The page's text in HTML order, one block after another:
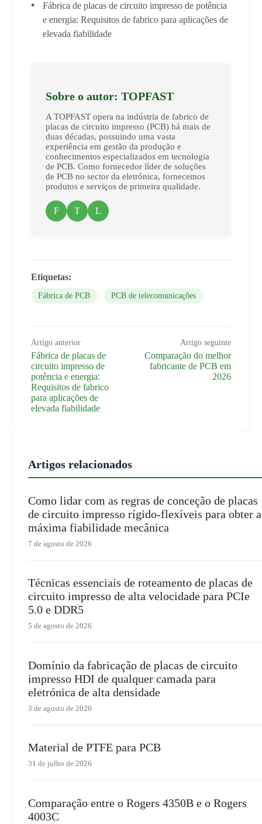
Fábrica de placas de circuito impresso de potência
e energia: Requisitos de fabrico para aplicações de
elevada fiabilidade
Sobre o autor: TOPFAST
A TOPFAST opera na indústria de fabrico de
placas de circuito impresso (PCB) há mais de
duas décadas, possuindo uma vasta
experiência em gestão da produção e
conhecimentos especializados em tecnologia
de PCB. Como fornecedor líder de soluções
de PCB no sector da eletrónica, fornecemos
produtos e serviços de primeira qualidade.
F T L
Etiquetas:
Fábrica de PCB PCB de telecomunicações
Artigo anterior
Fábrica de placas de
circuito impresso de
potência e energia:
Requisitos de fabrico
para aplicações de
elevada fiabilidade
Artigo seguinte
Comparação do melhor
fabricante de PCB em
2026
Artigos relacionados
Como lidar com as regras de conceção de placas
de circuito impresso rígido-flexíveis para obter a
máxima fiabilidade mecânica
7 de agosto de 2026
Técnicas essenciais de roteamento de placas de
circuito impresso de alta velocidade para PCIe
5.0 e DDR5
5 de agosto de 2026
Domínio da fabricação de placas de circuito
impresso HDI de qualquer camada para
eletrónica de alta densidade
3 de agosto de 2026
Material de PTFE para PCB
31 de julho de 2026
Comparação entre o Rogers 4350B e o Rogers
4003C